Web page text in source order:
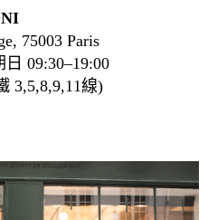
75003 Paris
09:30–19:00
3,5,8,9,11線)